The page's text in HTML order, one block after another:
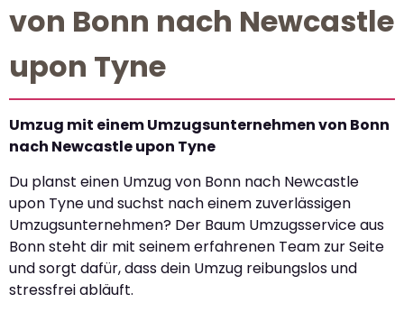
von Bonn nach Newcastle
upon Tyne
Umzug mit einem Umzugsunternehmen von Bonn
nach Newcastle upon Tyne
Du planst einen Umzug von Bonn nach Newcastle
upon Tyne und suchst nach einem zuverlässigen
Umzugsunternehmen? Der Baum Umzugsservice aus
Bonn steht dir mit seinem erfahrenen Team zur Seite
und sorgt dafür, dass dein Umzug reibungslos und
stressfrei abläuft.